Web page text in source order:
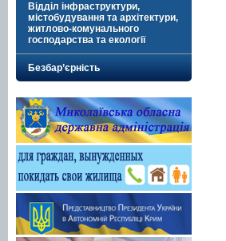
Відділ інфраструктури,
містобудування та архітектури,
житлово-комунального
господарства та екології
Безбар’єрність